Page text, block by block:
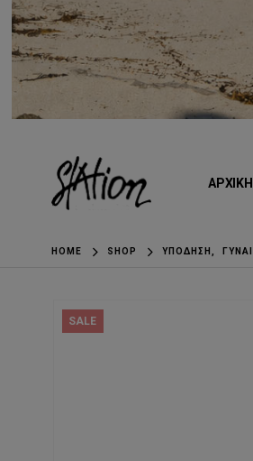
ΑΡΧΙΚΗ
HOME SHOP ΥΠΌΔΗΣΗ
SALE